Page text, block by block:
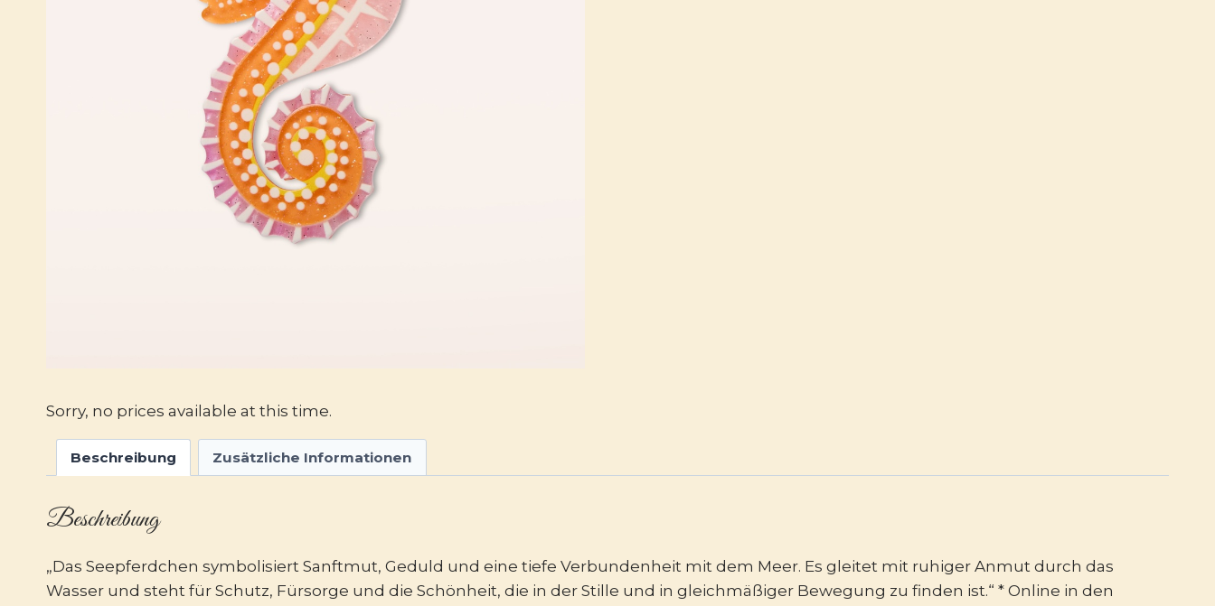
Sorry, no prices available at this time.
Beschreibung Zusätzliche Informationen
Beschreibung
„Das Seepferdchen symbolisiert Sanftmut, Geduld und eine tiefe Verbundenheit mit dem Meer. Es gleitet mit ruhiger Anmut durch das
Wasser und steht für Schutz, Fürsorge und die Schönheit, die in der Stille und in gleichmäßiger Bewegung zu finden ist.“ * Online in den